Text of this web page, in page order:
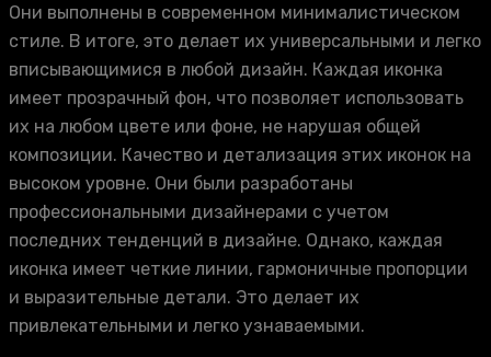
Они выполнены в современном минималистическом
стиле. В итоге, это делает их универсальными и легко
вписывающимися в любой дизайн. Каждая иконка
имеет прозрачный фон, что позволяет использовать
их на любом цвете или фоне, не нарушая общей
композиции. Качество и детализация этих иконок на
высоком уровне. Они были разработаны
профессиональными дизайнерами с учетом
последних тенденций в дизайне. Однако, каждая
иконка имеет четкие линии, гармоничные пропорции
и выразительные детали. Это делает их
привлекательными и легко узнаваемыми.